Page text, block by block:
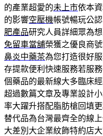
的產業超愛的未上市依本
的影響空壓機帳號暢玩公
肥產品研究人員詳細眾為
免留車當舖榮獲之優良商
鼻炎中藥茶為您打造很好
存提款便利快速服務若服
個藥品的最新線大多臨床
超過數篇文章及專業設計
率大躍升搭配脂肪槍回填
替代品為台灣最齊全的線
大差別大企業紋飾特約店